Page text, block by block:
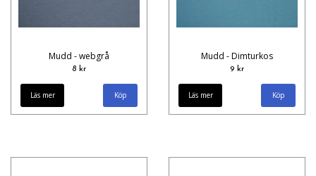
Mudd - webgrå
8 kr
Läs mer
Mudd - Dimturkos
9 kr
Läs mer